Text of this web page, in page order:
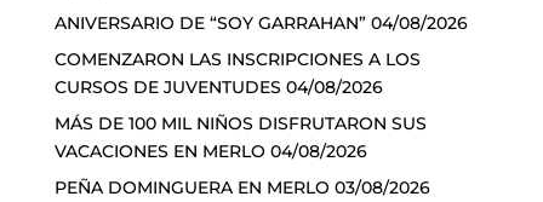
ANIVERSARIO DE “SOY GARRAHAN” 04/08/2026
COMENZARON LAS INSCRIPCIONES A LOS
CURSOS DE JUVENTUDES 04/08/2026
MÁS DE 100 MIL NIÑOS DISFRUTARON SUS
VACACIONES EN MERLO 04/08/2026
PEÑA DOMINGUERA EN MERLO 03/08/2026